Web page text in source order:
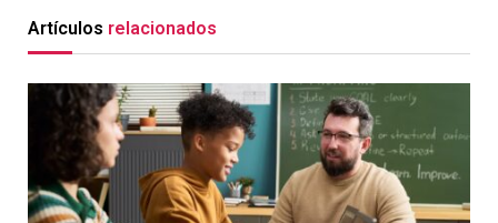
Artículos relacionados